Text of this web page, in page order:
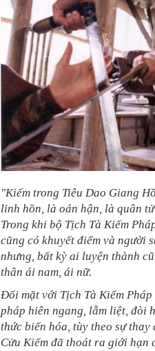
"Kiếm trong Tiêu Dao Giang
linh hồn, là oán hận, là quân
Trong khi bộ Tịch Tà Kiếm
cũng có khuyết điểm và người
nhưng, bất kỳ ai luyện thành
thân ái nam, ái nữ.
Đối mặt với Tịch Tà Kiếm
pháp hiên ngang, lẫm liệt, đòi
thức biến hóa, tùy theo sự
Cửu Kiếm đã thoát ra giới